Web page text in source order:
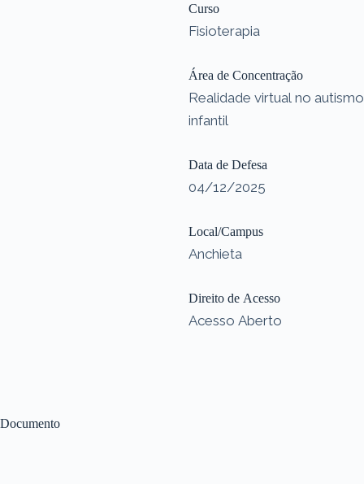
Documento
Curso
Fisioterapia
Área de Concentração
Realidade virtual no autismo
infantil
Data de Defesa
04/12/2025
Local/Campus
Anchieta
Direito de Acesso
Acesso Aberto